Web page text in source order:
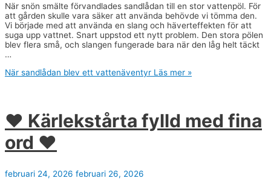
När snön smälte förvandlades sandlådan till en stor vattenpöl. För
att gården skulle vara säker att använda behövde vi tömma den.
Vi började med att använda en slang och häverteffekten för att
suga upp vattnet. Snart uppstod ett nytt problem. Den stora pölen
blev flera små, och slangen fungerade bara när den låg helt täckt
…
När sandlådan blev ett vattenäventyr Läs mer »
❤️ Kärlekstårta fylld med fina
ord ❤️
februari 24, 2026 februari 26, 2026